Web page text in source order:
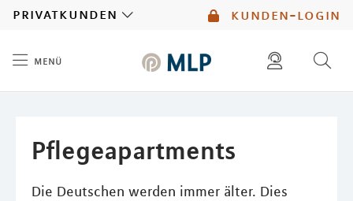
kunden-login
privatkunden
menü
Pflegeapartments
Die Deutschen werden immer älter. Dies